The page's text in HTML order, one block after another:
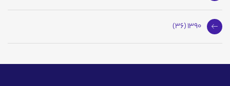
1390 (36)